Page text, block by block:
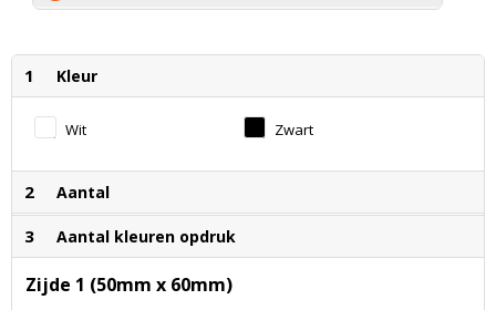
1 Kleur
Wit Zwart
2 Aantal
3 Aantal kleuren opdruk
Zijde 1 (50mm x 60mm)